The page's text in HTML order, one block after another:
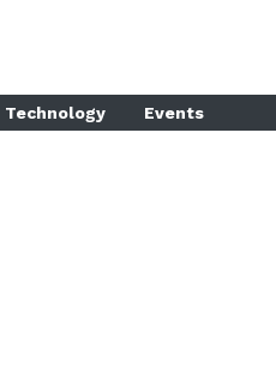
Technology Events